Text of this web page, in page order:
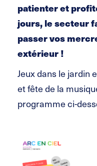
patienter et
jours, le secteur
passer vos
extérieur !
Jeux dans le jardin
et fête de la
programme ci-